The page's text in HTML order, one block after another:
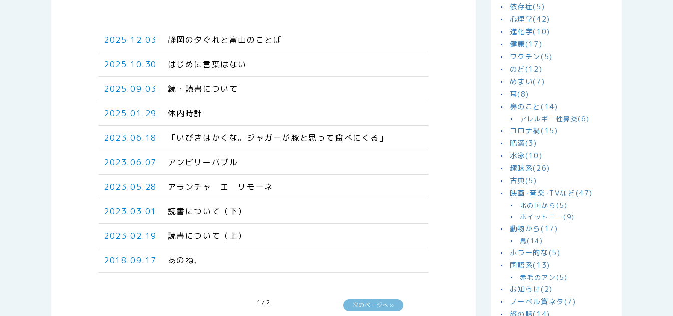
2025.12.03 静岡の夕ぐれと富山のことば
2025.10.30 はじめに言葉はない
2025.09.03 続・読書について
2025.01.29 体内時計
2023.06.18 「いびきはかくな。ジャガーが豚と思って食べにくる」
2023.06.07 アンビリーバブル
2023.05.28 アランチャ エ リモーネ
2023.03.01 読書について（下）
2023.02.19 読書について（上）
2018.09.17 あのね、
1 / 2 次のページへ »
依存症(5)
心理学(42)
進化学(10)
健康(17)
ワクチン(5)
のど(12)
めまい(7)
耳(8)
鼻のこと(14)
アレルギー性鼻炎(6)
コロナ禍(15)
肥満(3)
水泳(10)
趣味系(26)
古典(5)
映画･音楽･TVなど(47)
北の国から(5)
ホイットニー(9)
動物から(17)
鳥(14)
ホラー的な(5)
国語系(13)
赤毛のアン(5)
お知らせ(2)
ノーベル賞ネタ(7)